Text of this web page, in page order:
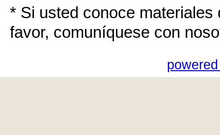
* Si usted conoce
favor, comuníquese con